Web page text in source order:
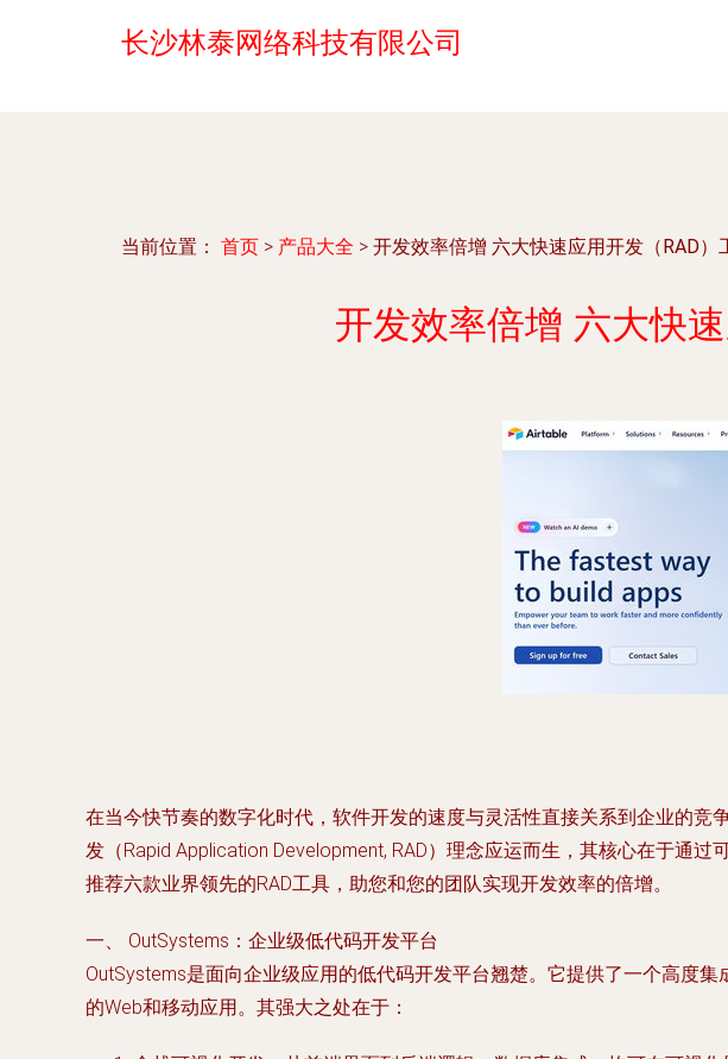
长沙林泰网络科技有限公司
当前位置： 首页 > 产品大全 > 开发效率倍增 六大快速应用开发（RAD）
开发效率倍增 六大快
在当今快节奏的数字化时代，软件开发的速度与灵活性直接关系到企业的
发（Rapid Application Development, RAD）理念应运而生，其核心在于通
推荐六款业界领先的RAD工具，助您和您的团队实现开发效率的倍增。
一、 OutSystems：企业级低代码开发平台
OutSystems是面向企业级应用的低代码开发平台翘楚。它提供了一个高度
的Web和移动应用。其强大之处在于：